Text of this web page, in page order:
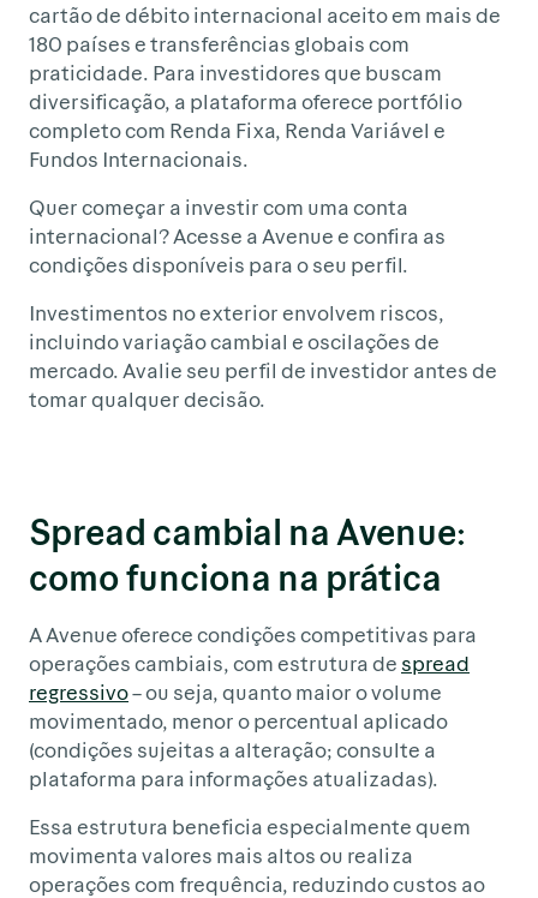
cartão de débito internacional aceito em mais de
180 países e transferências globais com
praticidade. Para investidores que buscam
diversificação, a plataforma oferece portfólio
completo com Renda Fixa, Renda Variável e
Fundos Internacionais.
Quer começar a investir com uma conta
internacional? Acesse a Avenue e confira as
condições disponíveis para o seu perfil.
Investimentos no exterior envolvem riscos,
incluindo variação cambial e oscilações de
mercado. Avalie seu perfil de investidor antes de
tomar qualquer decisão.
Spread cambial na Avenue:
como funciona na prática
A Avenue oferece condições competitivas para
operações cambiais, com estrutura de spread
regressivo– ou seja, quanto maior o volume
movimentado, menor o percentual aplicado
(condições sujeitas a alteração; consulte a
plataforma para informações atualizadas).
Essa estrutura beneficia especialmente quem
movimenta valores mais altos ou realiza
operações com frequência, reduzindo custos ao